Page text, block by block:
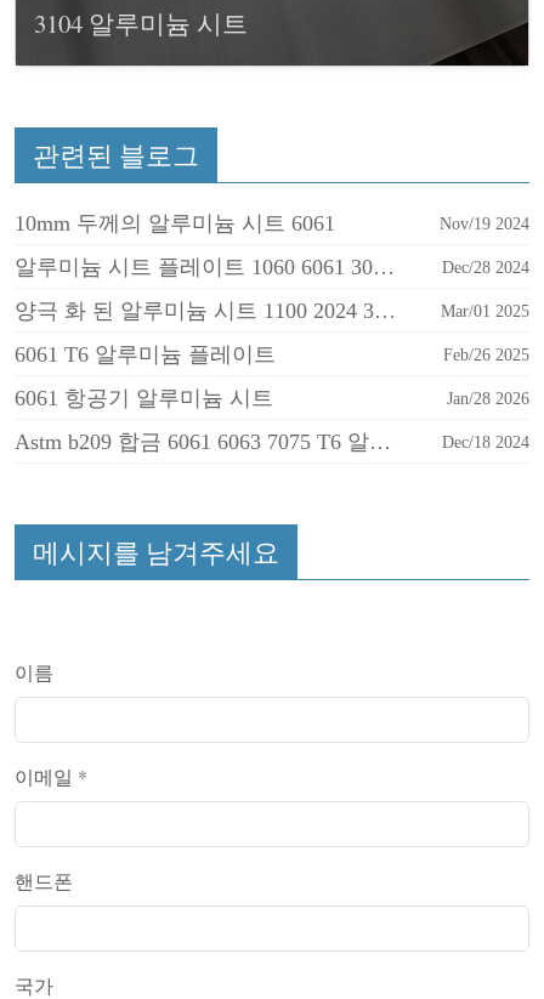
3104 알루미늄 시트
관련된 블로그
10mm 두께의 알루미늄 시트 6061 Nov/19 2024
알루미늄 시트 플레이트 1060 6061 3003 5052 5083 Dec/28 2024
양극 화 된 알루미늄 시트 1100 2024 3003 3004 5086 6061 Mar/01 2025
6061 T6 알루미늄 플레이트 Feb/26 2025
6061 항공기 알루미늄 시트 Jan/28 2026
Astm b209 합금 6061 6063 7075 T6 알루미늄 시트 Dec/18 2024
메시지를 남겨주세요
이름
이메일 *
핸드폰
국가